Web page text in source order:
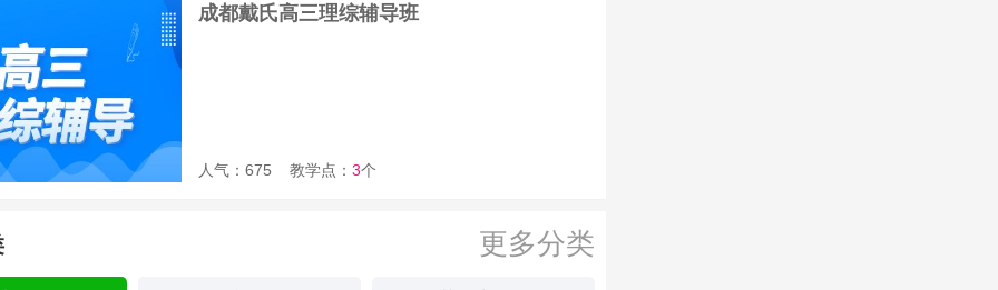
成都戴氏高三理综辅导班
人气：675 教学点： 3个
更多分类